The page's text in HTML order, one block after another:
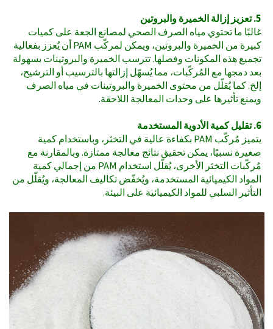
5. تعزيز إزالة الخميرة والبروتين
غالبًا ما تحتوي مياه الصرف الصحي لمصانع الجعة على كميات
كبيرة من الخميرة والبروتين، ويمكن لمركّب PAM أن يُعزز بفعالية
تجميع هذه المكونات وفصلها. تترسب الخميرة والبروتينات بسهولة
بعد دمجها مع المُركّبات، مما يُسهّل إزالتها بالترسيب أو الترشيح،
إلخ. كما يُقلّل من محتوى الخميرة والبروتينات في مياه الصرف
ويمنع تأثيرها على وحدات المعالجة اللاحقة.
6. تقليل كمية الأدوية المستخدمة
يتميز مُركّب PAM بكفاءة عالية في التخثر، وباستخدام كمية
صغيرة نسبيًا، يمكن تحقيق نتائج معالجة ممتازة. وبالمقارنة مع
مُركّبات التخثر الأخرى، يُقلّل استخدام PAM من إجمالي كمية
المواد الكيميائية المستخدمة، ويُخفّض تكاليف المعالجة، ويُقلّل من
التأثير السلبي للمواد الكيميائية على البيئة.